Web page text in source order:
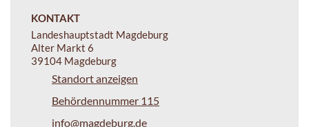
KONTAKT
Landeshauptstadt Magdeburg
Alter Markt 6
39104 Magdeburg
Standort anzeigen
Behördennummer 115
info@magdeburg.de